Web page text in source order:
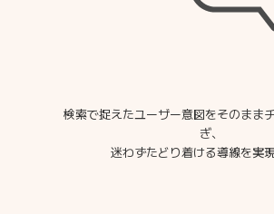
検索で捉えたユーザー意図をそのまま
ぎ、
迷わずたどり着ける導線を実